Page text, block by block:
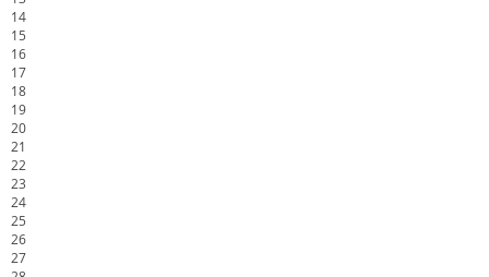
14
15
16
17
18
19
20
21
22
23
24
25
26
27